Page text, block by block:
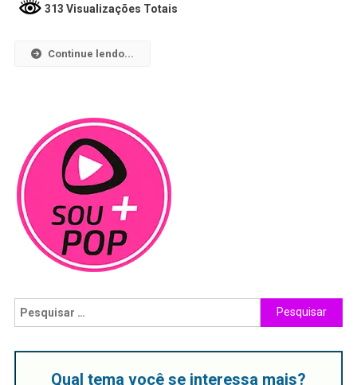
313 Visualizações Totais
Continue lendo...
Qual tema você se interessa mais?